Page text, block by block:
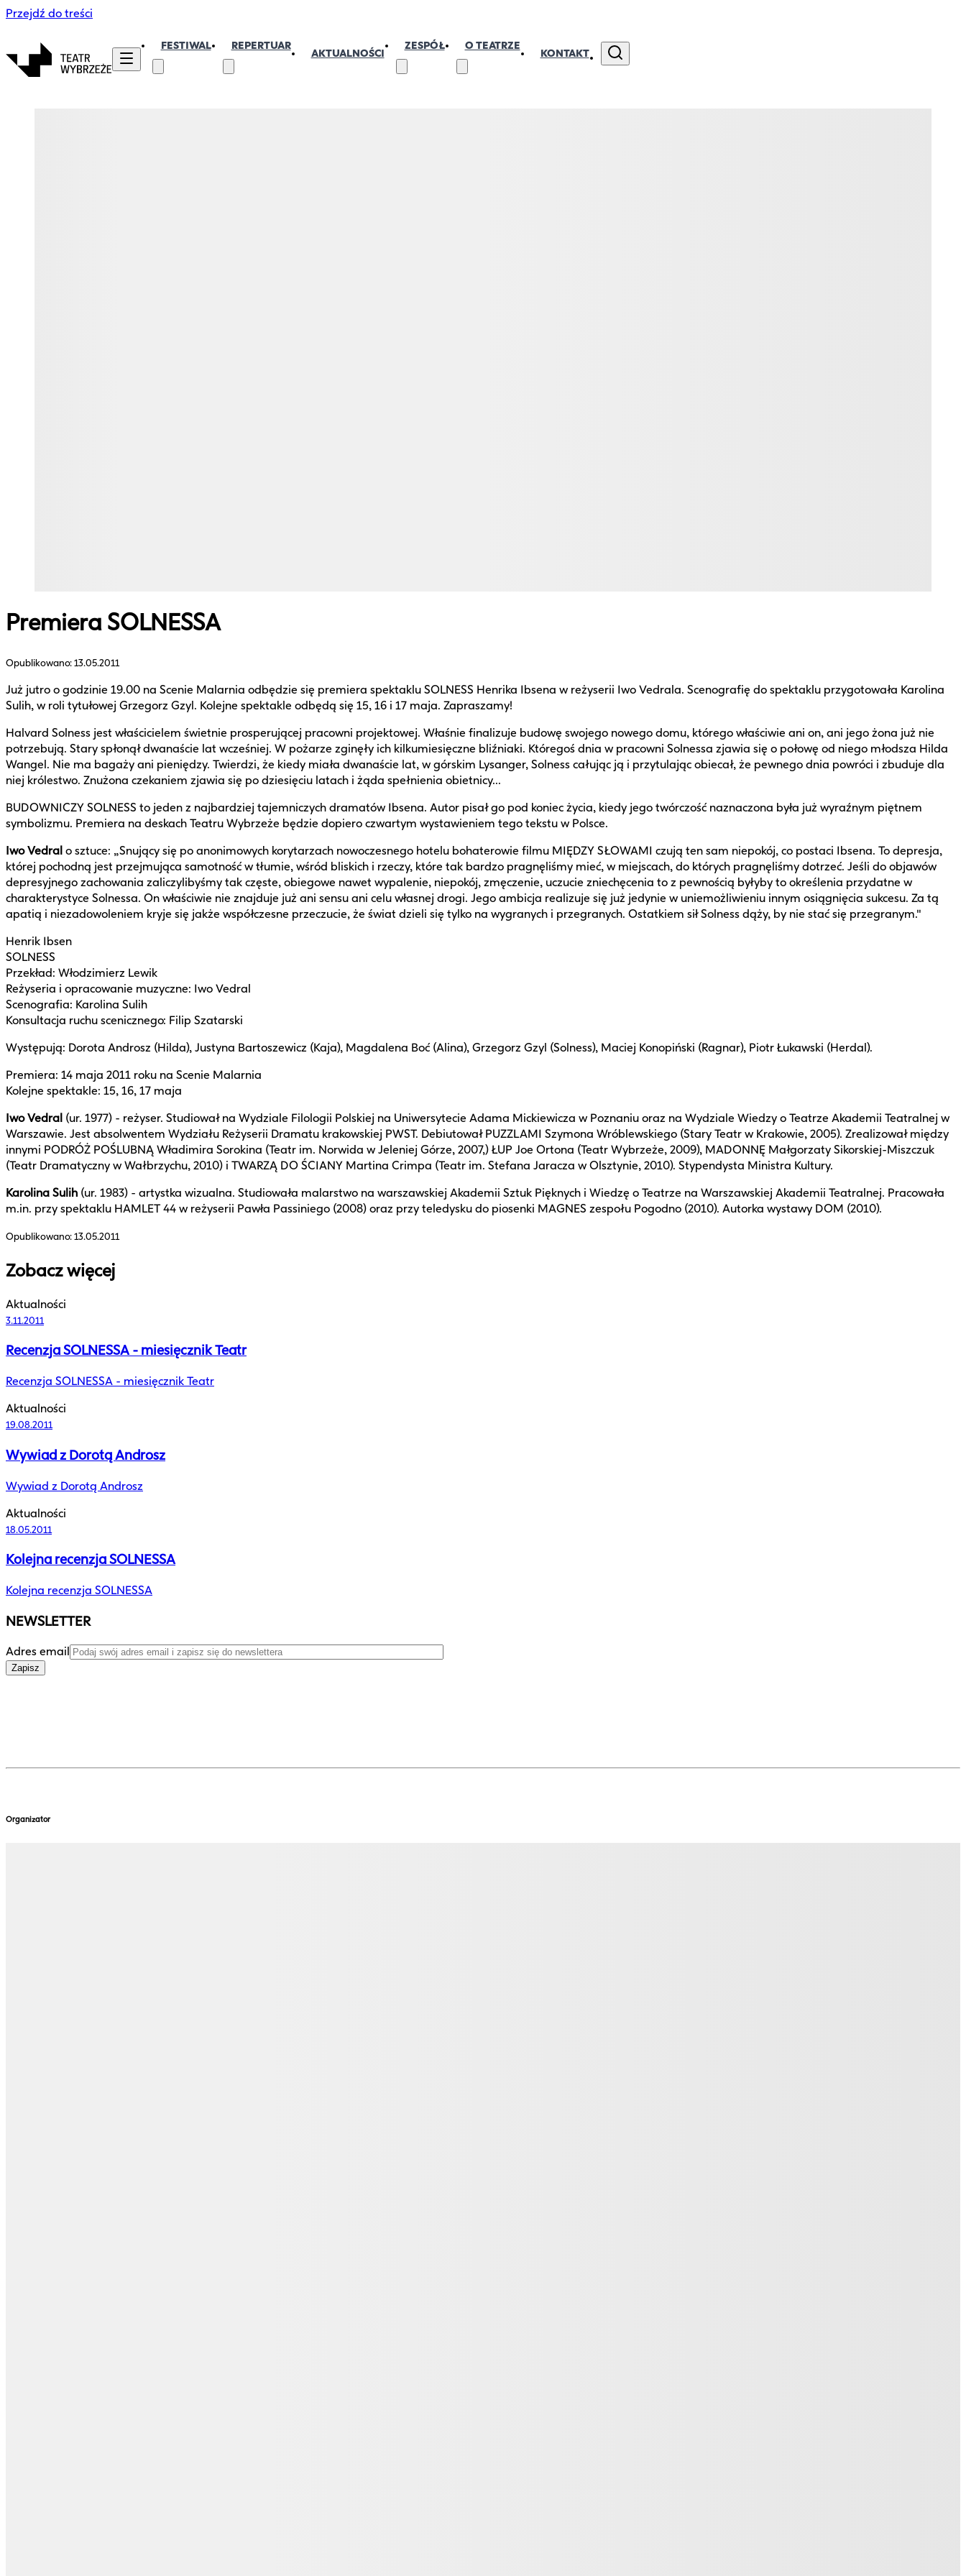
Przejdź do treści
FESTIWAL REPERTUAR
AKTUALNOŚCI
ZESPÓŁ O TEATRZE
KONTAKT
Premiera SOLNESSA
Opublikowano:13.05.2011
Już jutro o godzinie 19.00 na Scenie Malarnia odbędzie się premiera spektaklu SOLNESS Henrika Ibsena w reżyserii Iwo Vedrala. Scenografię do spektaklu przygotowała Karolina
Sulih, w roli tytułowej Grzegorz Gzyl. Kolejne spektakle odbędą się 15, 16 i 17 maja. Zapraszamy!
Halvard Solness jest właścicielem świetnie prosperującej pracowni projektowej. Właśnie finalizuje budowę swojego nowego domu, którego właściwie ani on, ani jego żona już nie
potrzebują. Stary spłonął dwanaście lat wcześniej. W pożarze zginęły ich kilkumiesięczne bliźniaki. Któregoś dnia w pracowni Solnessa zjawia się o połowę od niego młodsza Hilda
Wangel. Nie ma bagaży ani pieniędzy. Twierdzi, że kiedy miała dwanaście lat, w górskim Lysanger, Solness całując ją i przytulając obiecał, że pewnego dnia powróci i zbuduje dla
niej królestwo. Znużona czekaniem zjawia się po dziesięciu latach i żąda spełnienia obietnicy...
BUDOWNICZY SOLNESS to jeden z najbardziej tajemniczych dramatów Ibsena. Autor pisał go pod koniec życia, kiedy jego twórczość naznaczona była już wyraźnym piętnem
symbolizmu. Premiera na deskach Teatru Wybrzeże będzie dopiero czwartym wystawieniem tego tekstu w Polsce.
Iwo Vedral o sztuce: „Snujący się po anonimowych korytarzach nowoczesnego hotelu bohaterowie filmu MIĘDZY SŁOWAMI czują ten sam niepokój, co postaci Ibsena. To depresja,
której pochodną jest przejmująca samotność w tłumie, wśród bliskich i rzeczy, które tak bardzo pragnęliśmy mieć, w miejscach, do których pragnęliśmy dotrzeć. Jeśli do objawów
depresyjnego zachowania zaliczylibyśmy tak częste, obiegowe nawet wypalenie, niepokój, zmęczenie, uczucie zniechęcenia to z pewnością byłyby to określenia przydatne w
charakterystyce Solnessa. On właściwie nie znajduje już ani sensu ani celu własnej drogi. Jego ambicja realizuje się już jedynie w uniemożliwieniu innym osiągnięcia sukcesu. Za tą
apatią i niezadowoleniem kryje się jakże współczesne przeczucie, że świat dzieli się tylko na wygranych i przegranych. Ostatkiem sił Solness dąży, by nie stać się przegranym."
Henrik Ibsen
SOLNESS
Przekład: Włodzimierz Lewik
Reżyseria i opracowanie muzyczne: Iwo Vedral
Scenografia: Karolina Sulih
Konsultacja ruchu scenicznego: Filip Szatarski
Występują: Dorota Androsz (Hilda), Justyna Bartoszewicz (Kaja), Magdalena Boć (Alina), Grzegorz Gzyl (Solness), Maciej Konopiński (Ragnar), Piotr Łukawski (Herdal).
Premiera: 14 maja 2011 roku na Scenie Malarnia
Kolejne spektakle: 15, 16, 17 maja
Iwo Vedral (ur. 1977) - reżyser. Studiował na Wydziale Filologii Polskiej na Uniwersytecie Adama Mickiewicza w Poznaniu oraz na Wydziale Wiedzy o Teatrze Akademii Teatralnej w
Warszawie. Jest absolwentem Wydziału Reżyserii Dramatu krakowskiej PWST. Debiutował PUZZLAMI Szymona Wróblewskiego (Stary Teatr w Krakowie, 2005). Zrealizował między
innymi PODRÓŻ POŚLUBNĄ Władimira Sorokina (Teatr im. Norwida w Jeleniej Górze, 2007,) ŁUP Joe Ortona (Teatr Wybrzeże, 2009), MADONNĘ Małgorzaty Sikorskiej-Miszczuk
(Teatr Dramatyczny w Wałbrzychu, 2010) i TWARZĄ DO ŚCIANY Martina Crimpa (Teatr im. Stefana Jaracza w Olsztynie, 2010). Stypendysta Ministra Kultury.
Karolina Sulih (ur. 1983) - artystka wizualna. Studiowała malarstwo na warszawskiej Akademii Sztuk Pięknych i Wiedzę o Teatrze na Warszawskiej Akademii Teatralnej. Pracowała
m.in. przy spektaklu HAMLET 44 w reżyserii Pawła Passiniego (2008) oraz przy teledysku do piosenki MAGNES zespołu Pogodno (2010). Autorka wystawy DOM (2010).
Opublikowano:13.05.2011
Zobacz więcej
Aktualności
3.11.2011
Recenzja SOLNESSA - miesięcznik Teatr
Recenzja SOLNESSA - miesięcznik Teatr
Aktualności
19.08.2011
Wywiad z Dorotą Androsz
Wywiad z Dorotą Androsz
Aktualności
18.05.2011
Kolejna recenzja SOLNESSA
Kolejna recenzja SOLNESSA
NEWSLETTER
Adres email
Zapisz
Organizator